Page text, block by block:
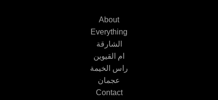
About
Everything
الشارقة
ام القيوين
راس الخيمة
عجمان
Contact